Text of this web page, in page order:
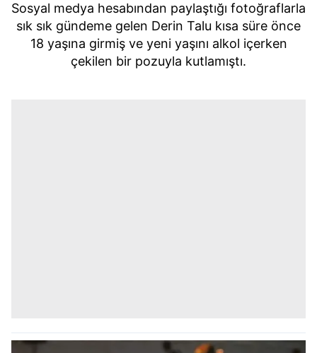
Sosyal medya hesabından paylaştığı fotoğraflarla
sık sık gündeme gelen Derin Talu kısa süre önce
18 yaşına girmiş ve yeni yaşını alkol içerken
çekilen bir pozuyla kutlamıştı.